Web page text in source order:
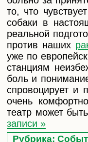
то, что
собаки в
реальной
против наших
уже по
станциям
боль и
спровоцирует и
очень
театр может
записи »
Рубрика: